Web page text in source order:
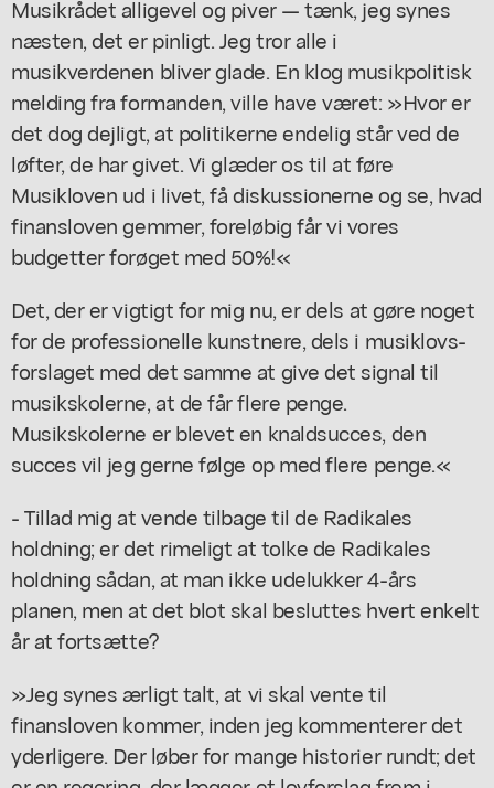
Musikrådet alligevel og piver — tænk, jeg synes
næsten, det er pinligt. Jeg tror alle i
musikverdenen bliver glade. En klog musikpolitisk
melding fra formanden, ville have været: »Hvor er
det dog dejligt, at politikerne endelig står ved de
løfter, de har givet. Vi glæder os til at føre
Musikloven ud i livet, få diskussionerne og se, hvad
finansloven gemmer, foreløbig får vi vores
budgetter forøget med 50%!«
Det, der er vigtigt for mig nu, er dels at gøre noget
for de professionelle kunstnere, dels i musiklovs-
forslaget med det samme at give det signal til
musikskolerne, at de får flere penge.
Musikskolerne er blevet en knaldsucces, den
succes vil jeg gerne følge op med flere penge.«
- Tillad mig at vende tilbage til de Radikales
holdning; er det rimeligt at tolke de Radikales
holdning sådan, at man ikke udelukker 4-års
planen, men at det blot skal besluttes hvert enkelt
år at fortsætte?
»Jeg synes ærligt talt, at vi skal vente til
finansloven kommer, inden jeg kommenterer det
yderligere. Der løber for mange historier rundt; det